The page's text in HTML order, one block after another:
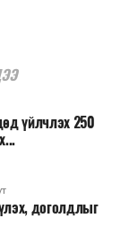
үйлчлэх 250
доголдлыг